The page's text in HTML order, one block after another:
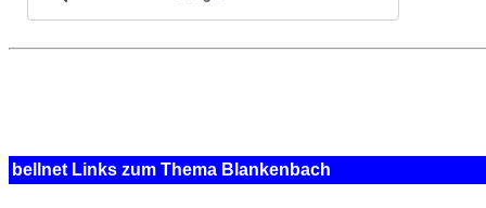
bellnet Links zum Thema Blankenbach